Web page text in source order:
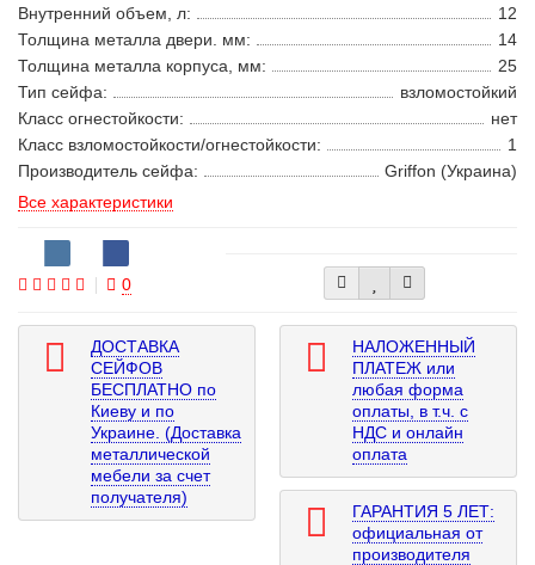
Внутренний объем, л:
12
Толщина металла двери. мм:
14
Толщина металла корпуса, мм:
25
Тип сейфа:
взломостойкий
Класс огнестойкости:
нет
Класс взломостойкости/огнестойкости:
1
Производитель сейфа:
Griffon (Украина)
Все характеристики
0
ДОСТАВКА
СЕЙФОВ
БЕСПЛАТНО по
Киеву и по
Украине. (Доставка
металлической
мебели за счет
получателя)
НАЛОЖЕННЫЙ
ПЛАТЕЖ или
любая форма
оплаты, в т.ч. с
НДС и онлайн
оплата
ГАРАНТИЯ 5 ЛЕТ:
официальная от
производителя